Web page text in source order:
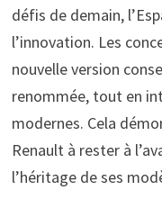
défis de demain,
l’innovation. Les
nouvelle version
renommée, tout en
modernes. Cela
Renault à rester à
l’héritage de ses